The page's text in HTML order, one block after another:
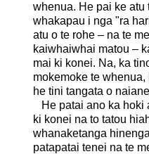
whenua. He pai ke atu
whakapau i nga "ra
atu o te rohe – na te
kaiwhaiwhai matou –
mai ki konei. Na, ka
mokemoke te whenua,
he tini tangata o
He patai ano ka hoki
ki konei na to tatou
whanaketanga
patapatai tenei na te